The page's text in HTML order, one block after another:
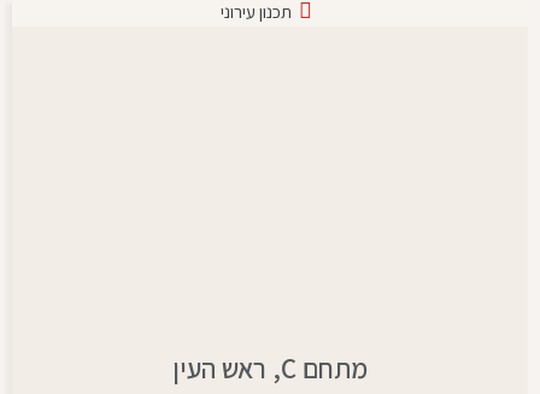
תכנון עירוני
מתחם C, ראש העין